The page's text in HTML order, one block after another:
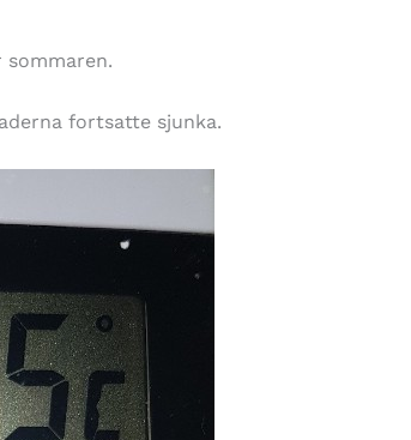
fortsatte sjunka.